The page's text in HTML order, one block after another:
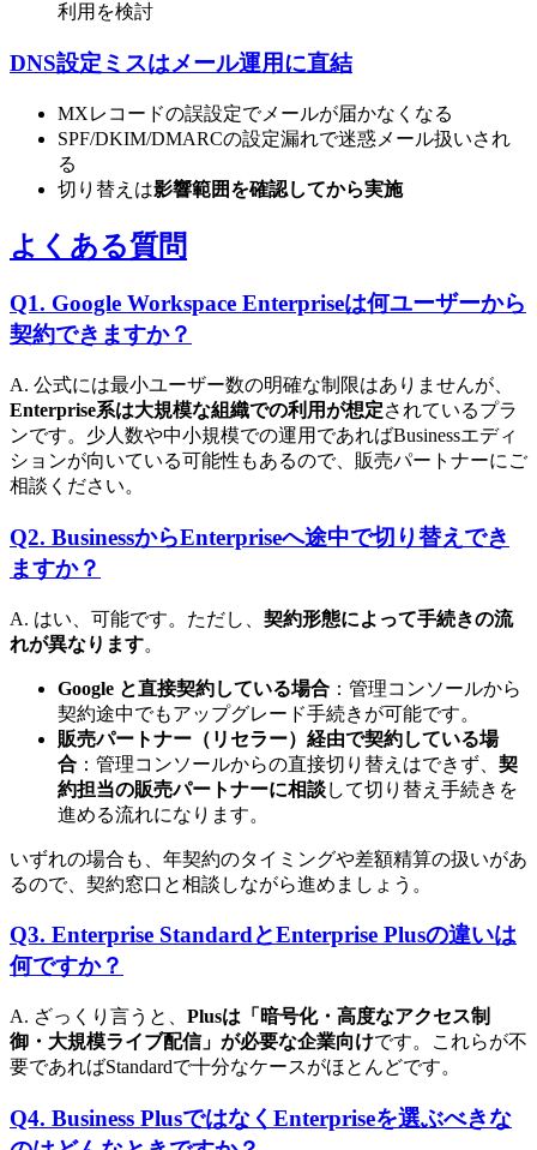
利用を検討
DNS設定ミスはメール運用に直結
MXレコードの誤設定でメールが届かなくなる
SPF/DKIM/DMARCの設定漏れで迷惑メール扱いされ
る
切り替えは影響範囲を確認してから実施
よくある質問
Q1. Google Workspace Enterpriseは何ユーザーから
契約できますか？
A. 公式には最小ユーザー数の明確な制限はありませんが、
Enterprise系は大規模な組織での利用が想定されているプラ
ンです。少人数や中小規模での運用であればBusinessエディ
ションが向いている可能性もあるので、販売パートナーにご
相談ください。
Q2. BusinessからEnterpriseへ途中で切り替えでき
ますか？
A. はい、可能です。ただし、 契約形態によって手続きの流
れが異なります。
Google と直接契約している場合 ：管理コンソールから
契約途中でもアップグレード手続きが可能です。
販売パートナー（リセラー）経由で契約している場
合 ：管理コンソールからの直接切り替えはできず、 契
約担当の販売パートナーに相談して切り替え手続きを
進める流れになります。
いずれの場合も、年契約のタイミングや差額精算の扱いがあ
るので、契約窓口と相談しながら進めましょう。
Q3. Enterprise StandardとEnterprise Plusの違いは
何ですか？
A. ざっくり言うと、 Plusは「暗号化・高度なアクセス制
御・大規模ライブ配信」が必要な企業向けです。これらが不
要であればStandardで十分なケースがほとんどです。
Q4. Business PlusではなくEnterpriseを選ぶべきな